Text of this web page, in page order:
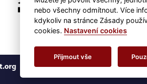
nebo všechny odmítnout. Více
kdykoliv na stránce Zásady
cookies. Nastavení cookies
Přijmout vše